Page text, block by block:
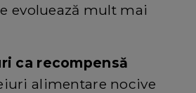
evoluează mult mai
ca recompensă
alimentare nocive